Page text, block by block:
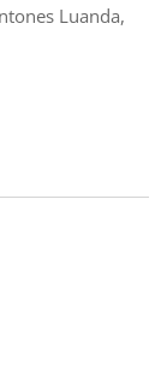
Luanda,